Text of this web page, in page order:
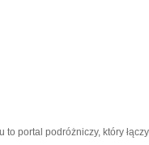
to portal podróżniczy, który